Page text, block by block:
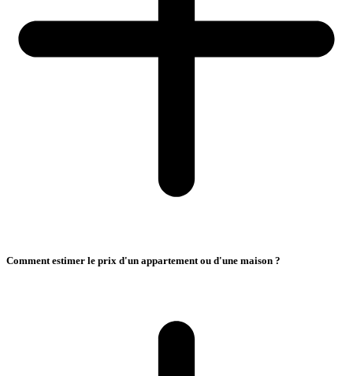
Comment estimer le prix d'un appartement ou d'une maison ?